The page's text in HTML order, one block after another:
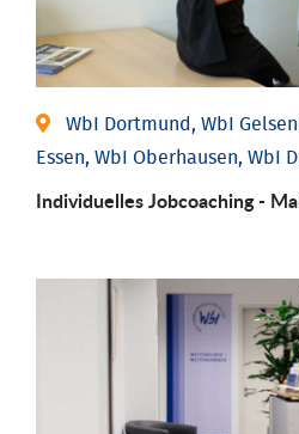
WbI Dortmund, WbI
Essen, WbI Oberhausen, WbI
Individu­elles Job­coaching -